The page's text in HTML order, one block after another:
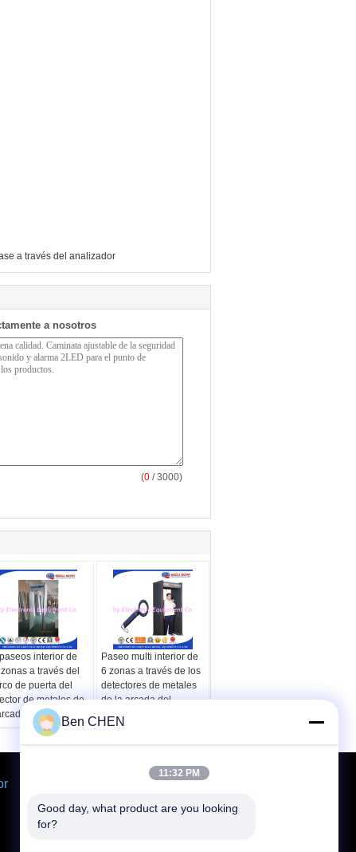
a través del analizador
a nosotros
(0 / 3000)
interior de
zonas a través del
de puerta del
de metales de
del
Paseo multi interior de
6 zonas a través de los
detectores de metales
de la arcada del
analizador para la
seguridad
Solicitar una cotización
Envíe
Ben CHEN
11:32 PM
Good day, what product are you looking
for?